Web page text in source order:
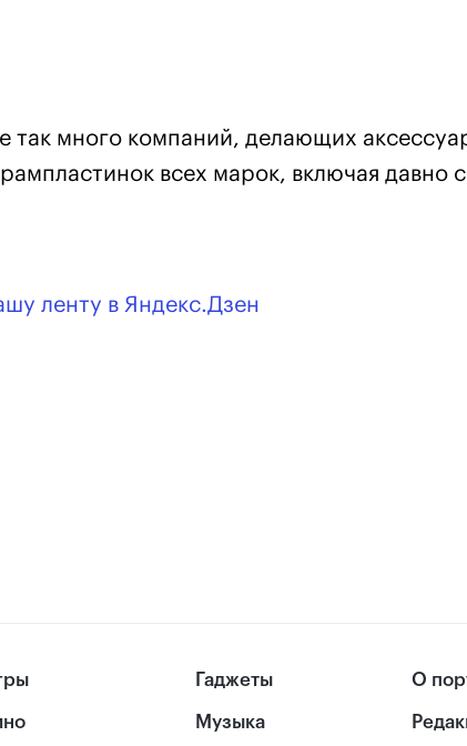
так много компаний, делающих
всех марок, включая давно
ленту в Яндекс.Дзен
Гаджеты
Музыка
О